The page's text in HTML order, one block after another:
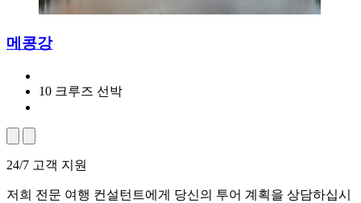
메콩강
10 크루즈 선박
24/7 고객 지원
저희 전문 여행 컨설턴트에게 당신의 투어 계획을 상담하십시